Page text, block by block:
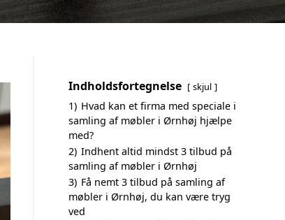
Indholdsfortegnelse skjul
1) Hvad kan et firma med speciale i
samling af møbler i Ørnhøj hjælpe
med?
2) Indhent altid mindst 3 tilbud på
samling af møbler i Ørnhøj
3) Få nemt 3 tilbud på samling af
møbler i Ørnhøj, du kan være tryg
ved